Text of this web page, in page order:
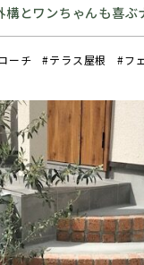
構とワンちゃんも喜ぶ
ーチ テラス屋根 フ